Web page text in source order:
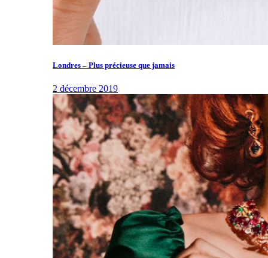
Londres – Plus précieuse que jamais
2 décembre 2019